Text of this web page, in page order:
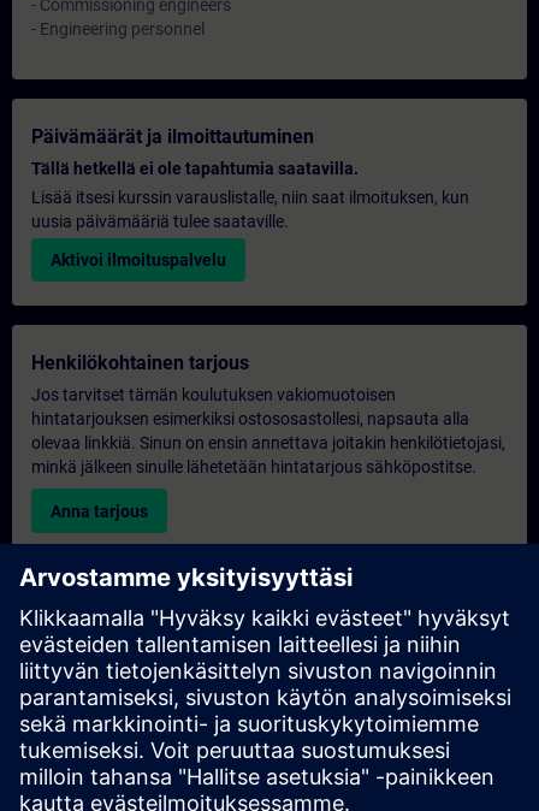
- Commissioning engineers
- Engineering personnel
Päivämäärät ja ilmoittautuminen
Tällä hetkellä ei ole tapahtumia saatavilla.
Lisää itsesi kurssin varauslistalle, niin saat ilmoituksen, kun
uusia päivämääriä tulee saataville.
Aktivoi ilmoituspalvelu
Henkilökohtainen tarjous
Jos tarvitset tämän koulutuksen vakiomuotoisen
hintatarjouksen esimerkiksi ostososastollesi, napsauta alla
olevaa linkkiä. Sinun on ensin annettava joitakin henkilötietojasi,
minkä jälkeen sinulle lähetetään hintatarjous sähköpostitse.
Anna tarjous
Yksinomainen koulutustiedustelu
Täytä alla oleva kyselylomake, jos haluat tarjouksen
yksinoikeudella järjestettävästä koulutuksesta joko paikan
päällä, virtuaalisesti tai SITRAIN-koulutuskeskuksessamme.
Tämäntyyppinen pyyntö sopii suuremmille ryhmille (vähintään 6
henkilöä). Kun olet antanut yhteystietosi ja koulutustarpeesi,
saat meiltä tarjouksen.
Pyydä yksinoikeudella tarjous